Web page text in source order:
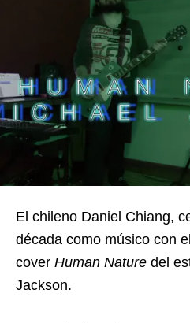
El chileno Daniel Chiang,
década como músico con
cover Human Nature del
Jackson.